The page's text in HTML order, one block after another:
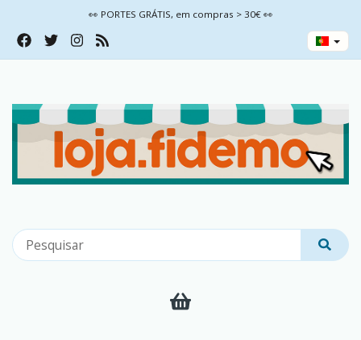
👀 PORTES GRÁTIS, em compras > 30€ 👀